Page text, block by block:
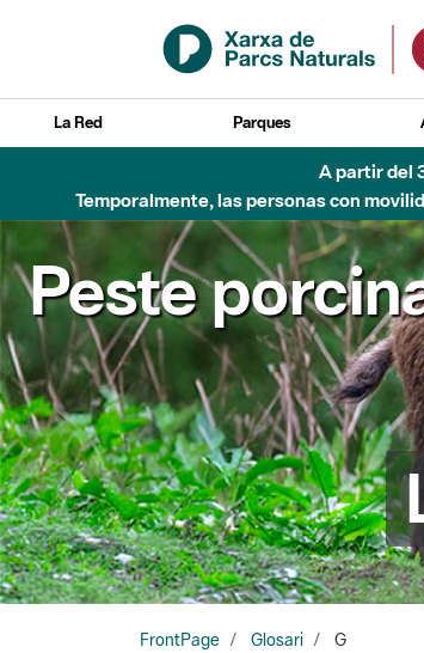
Saltar al contenido principal
La Red Parques
A partir del
Temporalmente, las personas con
Peste
FrontPage Glosari G